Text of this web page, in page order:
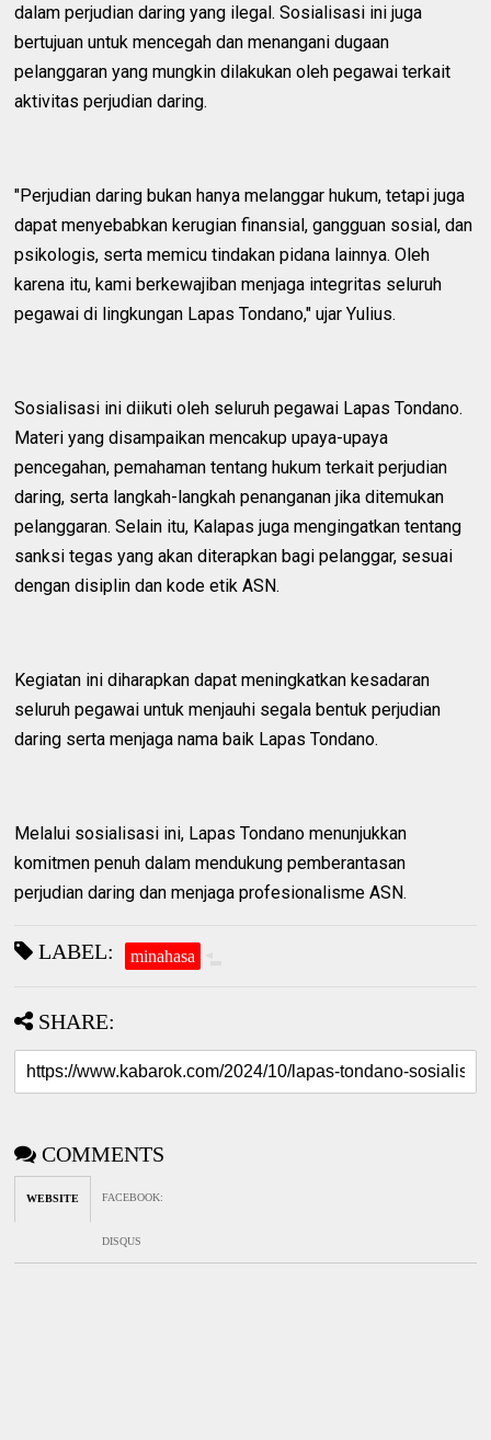
dalam perjudian daring yang ilegal. Sosialisasi ini juga
bertujuan untuk mencegah dan menangani dugaan
pelanggaran yang mungkin dilakukan oleh pegawai terkait
aktivitas perjudian daring.
"Perjudian daring bukan hanya melanggar hukum, tetapi juga
dapat menyebabkan kerugian finansial, gangguan sosial, dan
psikologis, serta memicu tindakan pidana lainnya. Oleh
karena itu, kami berkewajiban menjaga integritas seluruh
pegawai di lingkungan Lapas Tondano," ujar Yulius.
Sosialisasi ini diikuti oleh seluruh pegawai Lapas Tondano.
Materi yang disampaikan mencakup upaya-upaya
pencegahan, pemahaman tentang hukum terkait perjudian
daring, serta langkah-langkah penanganan jika ditemukan
pelanggaran. Selain itu, Kalapas juga mengingatkan tentang
sanksi tegas yang akan diterapkan bagi pelanggar, sesuai
dengan disiplin dan kode etik ASN.
Kegiatan ini diharapkan dapat meningkatkan kesadaran
seluruh pegawai untuk menjauhi segala bentuk perjudian
daring serta menjaga nama baik Lapas Tondano.
Melalui sosialisasi ini, Lapas Tondano menunjukkan
komitmen penuh dalam mendukung pemberantasan
perjudian daring dan menjaga profesionalisme ASN.
LABEL: minahasa
SHARE:
COMMENTS
WEBSITE FACEBOOK:
DISQUS